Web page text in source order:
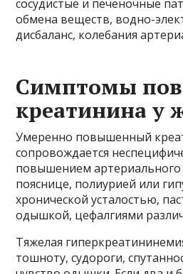
сосудистые и печеночные
обмена веществ, водно-
дисбаланс, колебания
Симптомы
креатинина у
Умеренно повышенный
сопровождается
повышением артериального
пояснице, полиурией или
хронической усталостью,
одышкой, цефалгиями
Тяжелая
тошноту, судороги,